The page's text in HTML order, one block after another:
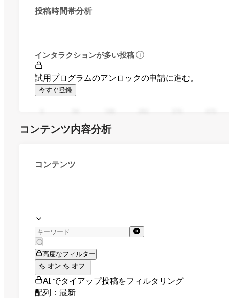
投稿時間帯分析
インタラクションが多い投稿
試用プログラムのアンロックの申請に進む。
今すぐ登録
コンテンツ内容分析
コンテンツ
高度なフィルター
オン
オフ
AI でタイアップ投稿をフィルタリング
配列：最新